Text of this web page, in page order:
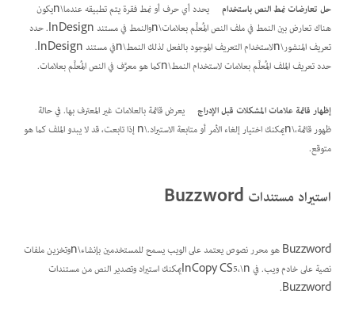
حل تعارضات نمط النص باستخدام
يحدد أي حرف أو نمط فقرة يتم تطبيقه عندما\nيكون
هناك تعارض بين النمط في ملف النص المُعلَّم بعلامات\nوالنمط في مستند InDesign. حدد
تعريف المنشور\nلاستخدام التعريف الموجود بالفعل لذلك النمط\nفي مستند InDesign.
حدد تعريف الملف المُعلَّم بعلامات لاستخدام النمط\nكما هو معرَّف في النص المُعلَّم بعلامات.
إظهار قائمة علامات المشكلات قبل الإدراج
يعرض قائمة بالعلامات غير المعترف بها. في حالة
ظهور قائمة،\nيمكنك اختيار إلغاء الأمر أو متابعة الاستيراد.\n إذا تابعت، قد لا يبدو الملف كما هو
متوقع.
استيراد مستندات Buzzword
Buzzword هو محرر نصوص يعتمد على الويب يسمح للمستخدمين بإنشاء\nوتخزين ملفات
نصية على خادم ويب. في InCopy CS5،\nيمكنك استيراد وتصدير النص من مستندات
Buzzword.